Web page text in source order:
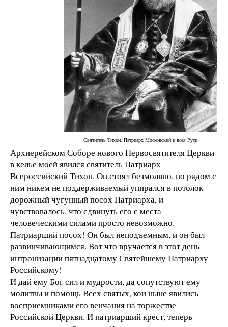
Святитель Тихон, Патриарх Московский и всея Руси
Архиерейском Соборе нового Первосвятителя Церкви
в келье моей явился святитель Патриарх
Всероссийский Тихон. Он стоял безмолвно, но рядом с
ним никем не поддерживаемый упирался в потолок
дорожный чугунный посох Патриарха, и
чувствовалось, что сдвинуть его с места
человеческими силами просто невозможно.
Патриарший посох! Он был неподъемным, и он был
развинчивающимся. Вот что вручается в этот день
интронизации пятнадцатому Святейшему Патриарху
Российскому!
И дай ему Бог сил и мудрости, да сопутствуют ему
молитвы и помощь Всех святых, кои ныне явились
восприемниками его венчания на торжестве
Российской Церкви. И патриарший крест, теперь